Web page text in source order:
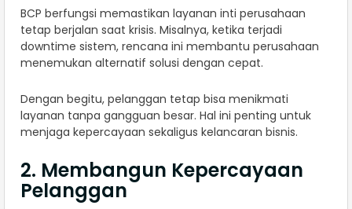
BCP berfungsi memastikan layanan inti perusahaan
tetap berjalan saat krisis. Misalnya, ketika terjadi
downtime sistem, rencana ini membantu perusahaan
menemukan alternatif solusi dengan cepat.
Dengan begitu, pelanggan tetap bisa menikmati
layanan tanpa gangguan besar. Hal ini penting untuk
menjaga kepercayaan sekaligus kelancaran bisnis.
2. Membangun Kepercayaan
Pelanggan